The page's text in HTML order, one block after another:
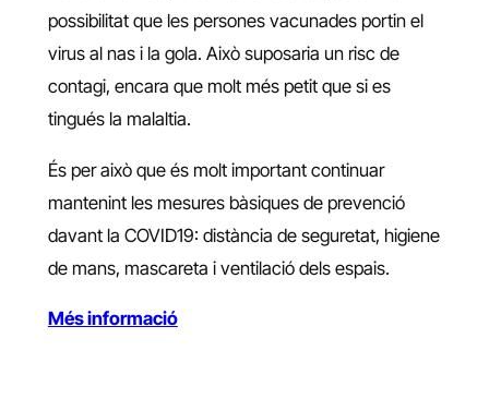
possibilitat que les persones vacunades portin el
virus al nas i la gola. Això suposaria un risc de
contagi, encara que molt més petit que si es
tingués la malaltia.
És per això que és molt important continuar
mantenint les mesures bàsiques de prevenció
davant la COVID19: distància de seguretat, higiene
de mans, mascareta i ventilació dels espais.
Més informació